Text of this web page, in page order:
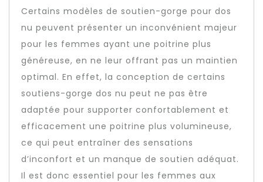
Certains modèles de soutien-gorge pour dos
nu peuvent présenter un inconvénient majeur
pour les femmes ayant une poitrine plus
généreuse, en ne leur offrant pas un maintien
optimal. En effet, la conception de certains
soutiens-gorge dos nu peut ne pas être
adaptée pour supporter confortablement et
efficacement une poitrine plus volumineuse,
ce qui peut entraîner des sensations
d’inconfort et un manque de soutien adéquat.
Il est donc essentiel pour les femmes aux